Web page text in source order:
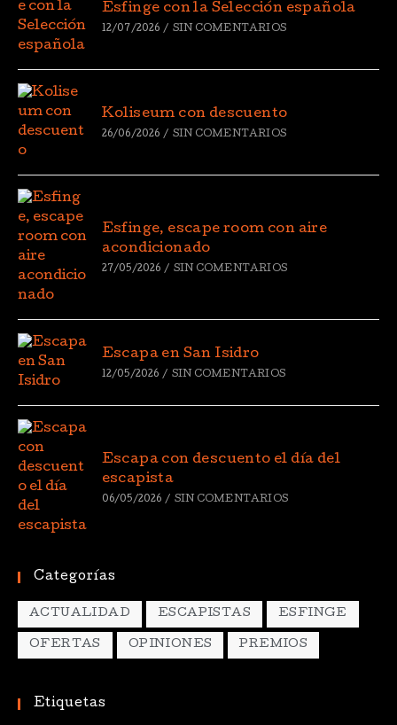
Esfinge con la Selección española
12/07/2026 / SIN COMENTARIOS
Koliseum con descuento
26/06/2026 / SIN COMENTARIOS
Esfinge, escape room con aire
acondicionado
27/05/2026 / SIN COMENTARIOS
Escapa en San Isidro
12/05/2026 / SIN COMENTARIOS
Escapa con descuento el día del
escapista
06/05/2026 / SIN COMENTARIOS
Categorías
ACTUALIDAD ESCAPISTAS ESFINGE
OFERTAS OPINIONES PREMIOS
Etiquetas